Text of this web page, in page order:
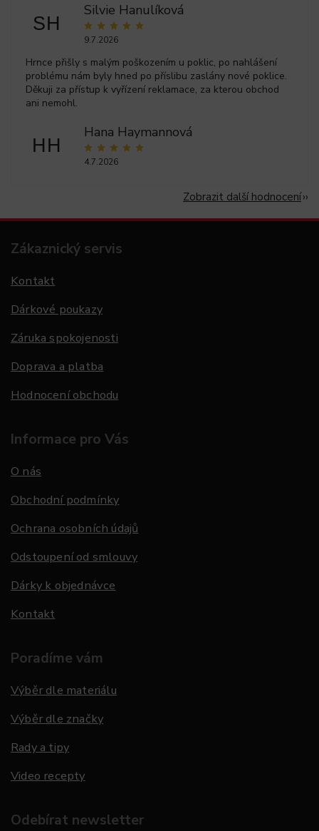
SH
Silvie Hanulíková
9.7.2026
Hrnce přišly s malým poškozením u poklic, po nahlášení
problému nám byly hned po příslibu zaslány nové poklice.
Děkuji za přístup k vyřízení reklamace, za kterou obchod
ani nemohl.
HH
Hana Haymannová
4.7.2026
Zobrazit další hodnocení
Zákaznický servis
Kontakt
Dárkové poukazy
Záruka spokojenosti
Doprava a platba
Hodnocení obchodu
Informace pro Vás
O nás
Obchodní podmínky
Ochrana osobních údajů
Odstoupení od smlouvy
Dárky k objednávce
Kontakt
Poradíme vám
Výběr dle materiálu
Výběr dle značky
Rady a tipy
Video recepty
Odebírat newsletter